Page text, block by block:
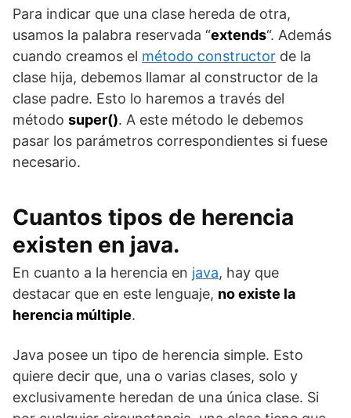
Para indicar que una clase hereda de otra,
usamos la palabra reservada “extends“. Además
cuando creamos el método constructor de la
clase hija, debemos llamar al constructor de la
clase padre. Esto lo haremos a través del
método super(). A este método le debemos
pasar los parámetros correspondientes si fuese
necesario.
Cuantos tipos de herencia
existen en java.
En cuanto a la herencia en java, hay que
destacar que en este lenguaje, no existe la
herencia múltiple.
Java posee un tipo de herencia simple. Esto
quiere decir que, una o varias clases, solo y
exclusivamente heredan de una única clase. Si